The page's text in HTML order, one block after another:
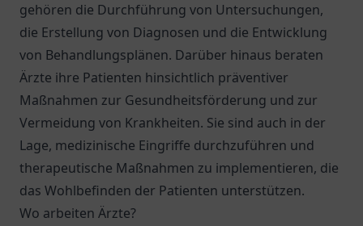
gehören die Durchführung von Untersuchungen,
die Erstellung von Diagnosen und die Entwicklung
von Behandlungsplänen. Darüber hinaus beraten
Ärzte ihre Patienten hinsichtlich präventiver
Maßnahmen zur Gesundheitsförderung und zur
Vermeidung von Krankheiten. Sie sind auch in der
Lage, medizinische Eingriffe durchzuführen und
therapeutische Maßnahmen zu implementieren, die
das Wohlbefinden der Patienten unterstützen.
Wo arbeiten Ärzte?